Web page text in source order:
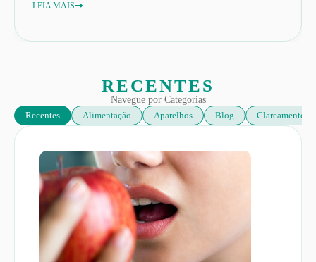
LEIA MAIS
RECENTES
Navegue por Categorias
Alimentação
Aparelhos Blog Clareamento
Recentes